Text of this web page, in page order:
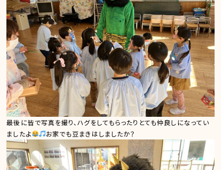
最後に皆で写真を撮り、ハグをしてもらったりとても仲良しになってい
ましたよ
お家でも豆まきはしましたか？